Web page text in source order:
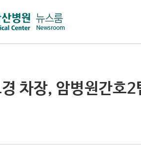
차장, 암병원간호